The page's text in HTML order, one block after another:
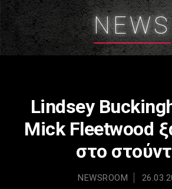
NEWS
Lindsey
Mick Fleetwood
στο
NEWSROOM